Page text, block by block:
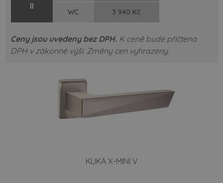
II
WC 3 940 Kč
Ceny jsou uvedeny bez DPH.K ceně bude přičtena
DPH v zákonné výši. Změny cen vyhrazeny.
KLIKA X-MINI V